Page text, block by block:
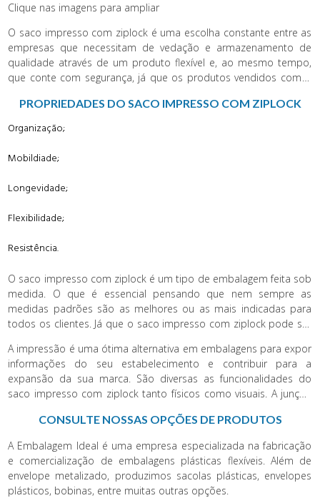
Clique nas imagens para ampliar
O saco impresso com ziplock é uma escolha constante entre as
empresas que necessitam de vedação e armazenamento de
qualidade através de um produto flexível e, ao mesmo tempo,
que conte com segurança, já que os produtos vendidos com o
com o máximo de qualidade e praticidade.
PROPRIEDADES DO SACO IMPRESSO COM ZIPLOCK
Organização;
Mobildiade;
Longevidade;
Flexibilidade;
Resistência.
O saco impresso com ziplock é um tipo de embalagem feita sob
medida. O que é essencial pensando que nem sempre as
medidas padrões são as melhores ou as mais indicadas para
todos os clientes. Já que o saco impresso com ziplock pode ser
de resultado.
A impressão é uma ótima alternativa em embalagens para expor
informações do seu estabelecimento e contribuir para a
expansão da sua marca. São diversas as funcionalidades do
saco impresso com ziplock tanto físicos como visuais. A junção
e pode ser um ótimo investimento.
CONSULTE NOSSAS OPÇÕES DE PRODUTOS
A Embalagem Ideal é uma empresa especializada na fabricação
e comercialização de embalagens plásticas flexíveis. Além de
envelope metalizado, produzimos sacolas plásticas, envelopes
plásticos, bobinas, entre muitas outras opções.